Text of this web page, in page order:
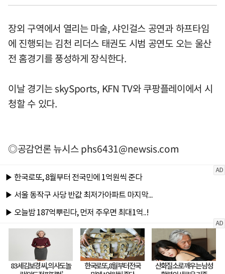
장외 구역에서 열리는 마술, 샤인걸스 공연과 하프타임
에 진행되는 김천 리더스 태권도 시범 공연도 오는 울산
전 홈경기를 풍성하게 장식한다.
이날 경기는 skySports, KFN TV와 쿠팡플레이에서 시
청할 수 있다.
◎공감언론 뉴시스phs6431@newsis.com